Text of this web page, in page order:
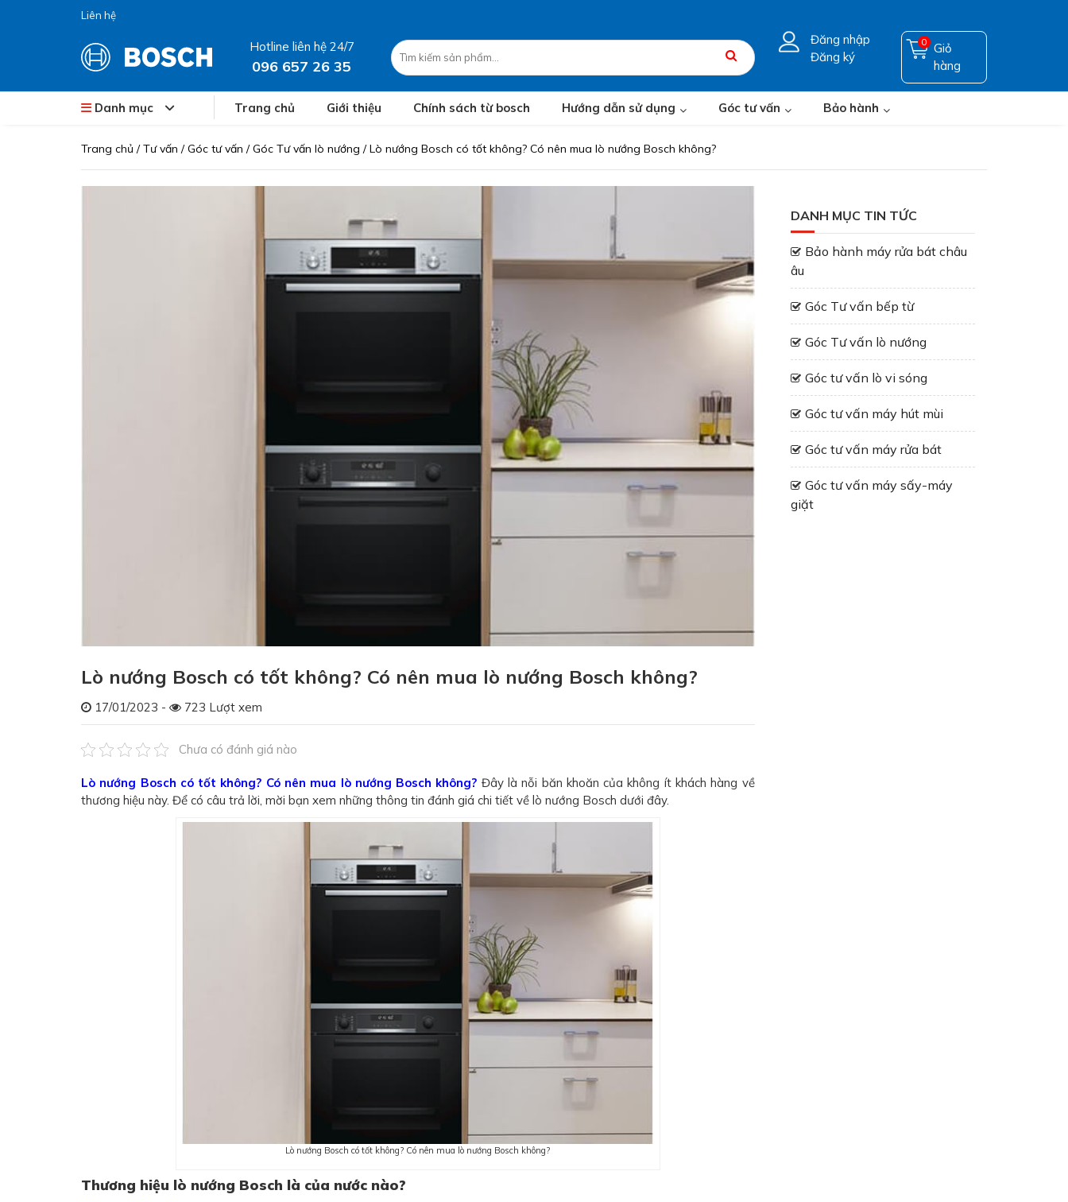
Liên hệ
Hotline liên hệ 24/7
096 657 26 35
Đăng nhập
Đăng ký
Giỏ
hàng
0
Danh mục Trang chủ Giới thiệu Chính sách từ bosch Hướng dẫn sử dụng Góc tư vấn Bảo hành
Trang chủ /Tư vấn /Góc tư vấn /Góc Tư vấn lò nướng /Lò nướng Bosch có tốt không? Có nên mua lò nướng Bosch không?
Lò nướng Bosch có tốt không? Có nên mua lò nướng Bosch không?
17/01/2023 - 723 Lượt xem
Chưa có đánh giá nào
Lò nướng Bosch có tốt không? Có nên mua lò nướng Bosch không? Đây là nỗi băn khoăn của không ít khách hàng về
thương hiệu này. Để có câu trả lời, mời bạn xem những thông tin đánh giá chi tiết về lò nướng Bosch dưới đây.
Lò nướng Bosch có tốt không? Có nên mua lò nướng Bosch không?
Thương hiệu lò nướng Bosch là của nước nào?
DANH MỤC TIN TỨC
Bảo hành máy rửa bát châu
âu
Góc Tư vấn bếp từ
Góc Tư vấn lò nướng
Góc tư vấn lò vi sóng
Góc tư vấn máy hút mùi
Góc tư vấn máy rửa bát
Góc tư vấn máy sấy-máy
giặt